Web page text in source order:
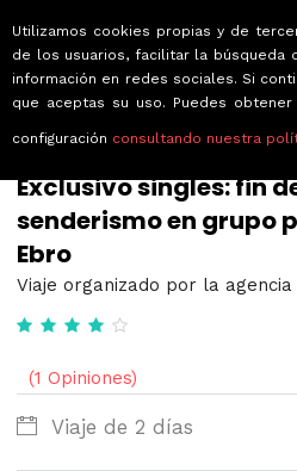
← Volver a Circuitos por España
Exclusivo singles: fin
senderismo en grupo
Ebro
Viaje organizado por la agencia
(1 Opiniones)
Viaje de 2 días
Utilizamos cookies propias y de
de los usuarios, facilitar la búsqueda
información en redes sociales. Si
que aceptas su uso. Puedes
configuración consultando nuestra